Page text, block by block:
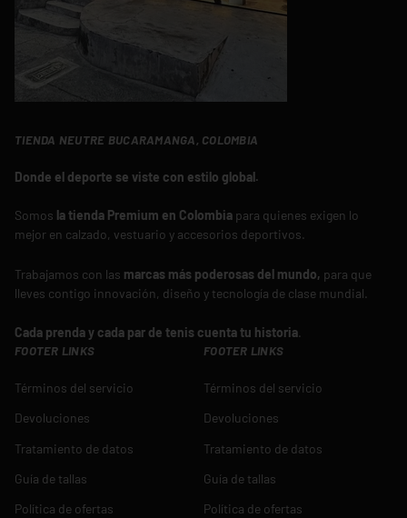
TIENDA NEUTRE BUCARAMANGA, COLOMBIA
Donde el deporte se viste con estilo global.
Somos la tienda Premium en Colombia para quienes exigen lo
mejor en calzado, vestuario y accesorios deportivos.
Trabajamos con las marcas más poderosas del mundo, para que
lleves contigo innovación, diseño y tecnología de clase mundial.
Cada prenda y cada par de tenis cuenta tu historia.
FOOTER LINKS
Términos del servicio
Devoluciones
Tratamiento de datos
Guía de tallas
Política de ofertas
FOOTER LINKS
Términos del servicio
Devoluciones
Tratamiento de datos
Guía de tallas
Política de ofertas